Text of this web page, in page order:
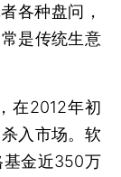
各种盘问，
是传统生意
2012年初
入市场。软
基金近350万